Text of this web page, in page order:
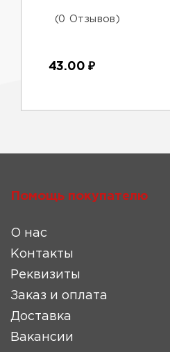
(0 Отзывов)
43.00 ₽
Помощь покупателю
О нас
Контакты
Реквизиты
Заказ и оплата
Доставка
Вакансии